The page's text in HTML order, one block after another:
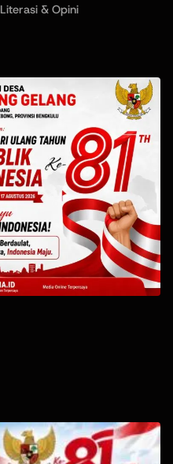
Literasi & Opini